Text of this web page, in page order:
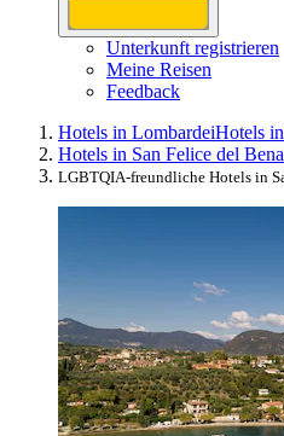
Unterkunft registrieren
Meine Reisen
Feedback
Hotels in LombardeiHotels
Hotels in San Felice del
LGBTQIA-freundliche Hotels in